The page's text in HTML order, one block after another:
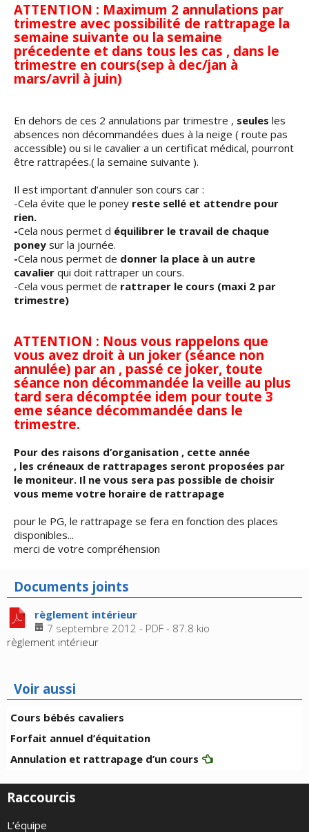
ATTENTION : Maximum 2 annulations par
trimestre avec possibilité de rattrapage la
semaine suivante ou la semaine
précedente et dans tous les cas , dans le
trimestre en cours(sep à dec/jan à
mars/avril à juin)
En dehors de ces 2 annulations par trimestre , seules les
absences non décommandées dues à la neige ( route pas
accessible) ou si le cavalier a un certificat médical, pourront
être rattrapées.( la semaine suivante ).
Il est important d’annuler son cours car :
-Cela évite que le poney reste sellé et attendre pour
rien.
-Cela nous permet d équilibrer le travail de chaque
poney sur la journée.
-Cela nous permet de donner la place à un autre
cavalier qui doit rattraper un cours.
-Cela vous permet de rattraper le cours (maxi 2 par
trimestre)
ATTENTION : Nous vous rappelons que
vous avez droit à un joker (séance non
annulée) par an , passé ce joker, toute
séance non décommandée la veille au plus
tard sera décomptée idem pour toute 3
eme séance décommandée dans le
trimestre.
Pour des raisons d’organisation , cette année
, les créneaux de rattrapages seront proposées par
le moniteur. Il ne vous sera pas possible de choisir
vous meme votre horaire de rattrapage
pour le PG, le rattrapage se fera en fonction des places
disponibles...
merci de votre compréhension
Documents joints
règlement intérieur
7 septembre 2012 - PDF - 87.8 kio
règlement intérieur
Voir aussi
Cours bébés cavaliers
Forfait annuel d’équitation
Annulation et rattrapage d’un cours
Raccourcis
L’équipe